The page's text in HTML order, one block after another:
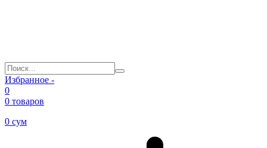
Избранное -
0
0 товаров
0 сум